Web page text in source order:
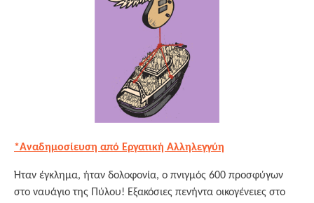
*Αναδημοσίευση από Εργατική Αλληλεγγύη
Ήταν έγκλημα, ήταν δολοφονία, ο πνιγμός 600 προσφύγων
στο ναυάγιο της Πύλου! Εξακόσιες πενήντα οικογένειες στο